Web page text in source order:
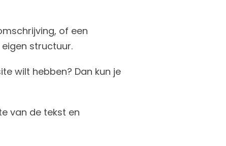
of een
structuur.
wilt hebben? Dan kun je
van de tekst en